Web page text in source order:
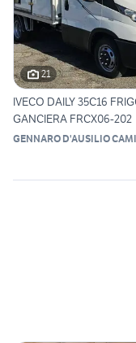
21
IVECO DAILY 35C16
GANCIERA FRCX06-202
GENNARO D'AUSILIO